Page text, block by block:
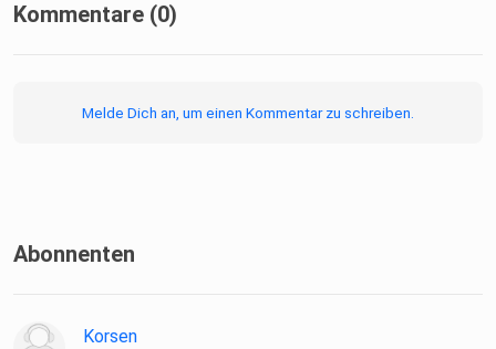
Kommentare (0)
Melde Dich an, um einen Kommentar zu schreiben.
Abonnenten
Korsen